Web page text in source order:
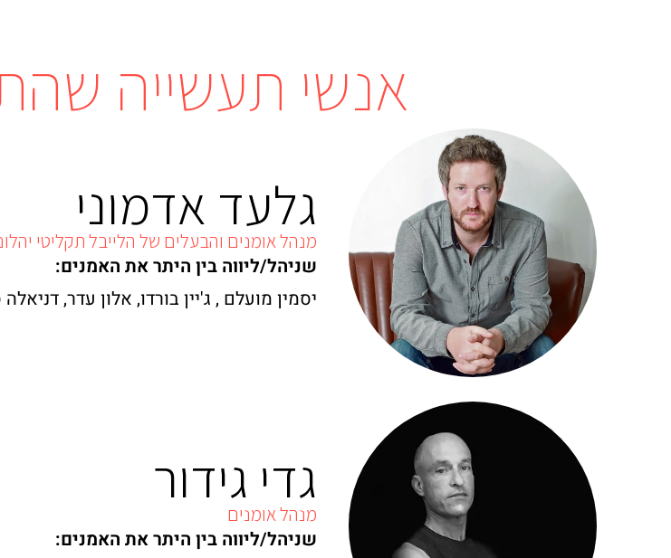
אנשי תעשייה
גלעד אדמוני
מנהל אומנים והבעלים של הלייבל תקליטי
שניהל/ליווה בין היתר את האמנים:
יסמין מועלם , ג'יין בורדו, אלון עדר,
גדי גידור
מנהל אומנים
שניהל/ליווה בין היתר את האמנים: